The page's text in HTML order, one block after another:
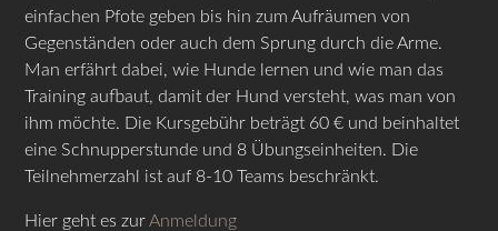
einfachen Pfote geben bis hin zum Aufräumen von
Gegenständen oder auch dem Sprung durch die Arme.
Man erfährt dabei, wie Hunde lernen und wie man das
Training aufbaut, damit der Hund versteht, was man von
ihm möchte. Die Kursgebühr beträgt 60 € und beinhaltet
eine Schnupperstunde und 8 Übungseinheiten. Die
Teilnehmerzahl ist auf 8-10 Teams beschränkt.
Hier geht es zur Anmeldung